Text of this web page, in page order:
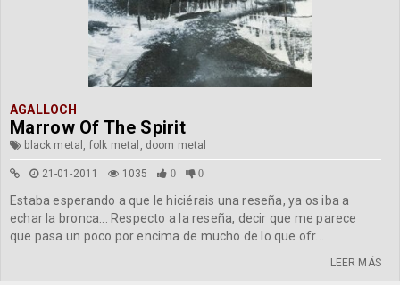
AGALLOCH
Marrow Of The Spirit
black metal, folk metal, doom metal
21-01-2011 1035 0 0
Estaba esperando a que le hiciérais una reseña, ya os iba a
echar la bronca... Respecto a la reseña, decir que me parece
que pasa un poco por encima de mucho de lo que ofr...
LEER MÁS